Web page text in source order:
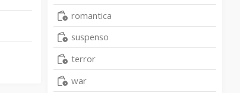
romantica
suspenso
terror
war